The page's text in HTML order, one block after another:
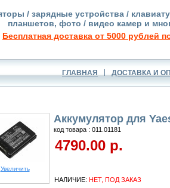
/ зарядные устройства /
планшетов, фото / видео камер и
Бесплатная доставка от 5000 рублей
ГЛАВНАЯ ДОСТАВКА И
Увеличить
Аккумулятор для
код товара : 011.01181
4790.00 р.
НАЛИЧИЕ: НЕТ, ПОД ЗАКАЗ